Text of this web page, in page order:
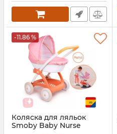
-11.86 %
Коляска для ляльок
Smoby Baby Nurse